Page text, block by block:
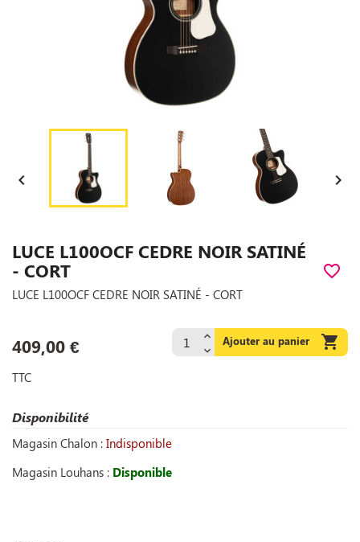
 
LUCE L100OCF CEDRE NOIR SATINÉ
- CORT
favorite_border
LUCE L100OCF CEDRE NOIR SATINÉ - CORT
409,00 € Ajouter au panier 
TTC
Disponibilité
Magasin Chalon : Indisponible
Magasin Louhans : Disponible